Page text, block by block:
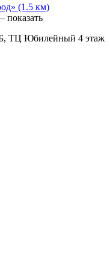
(1.5 км)
показать
ТЦ Юбилейный 4 этаж